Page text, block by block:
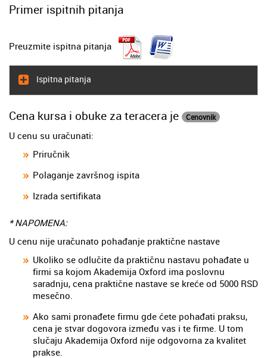
Primer ispitnih pitanja
Preuzmite ispitna pitanja
Ispitna pitanja
Cena kursa i obuke za teracera je Cenovnik
U cenu su uračunati:
Priručnik
Polaganje završnog ispita
Izrada sertifikata
* NAPOMENA:
U cenu nije uračunato pohađanje praktične nastave
Ukoliko se odlučite da praktičnu nastavu pohađate u
firmi sa kojom Akademija Oxford ima poslovnu
saradnju, cena praktične nastave se kreće od 5000 RSD
mesečno.
Ako sami pronađete firmu gde ćete pohađati praksu,
cena je stvar dogovora između vas i te firme. U tom
slučaju Akademija Oxford nije odgovorna za kvalitet
prakse.